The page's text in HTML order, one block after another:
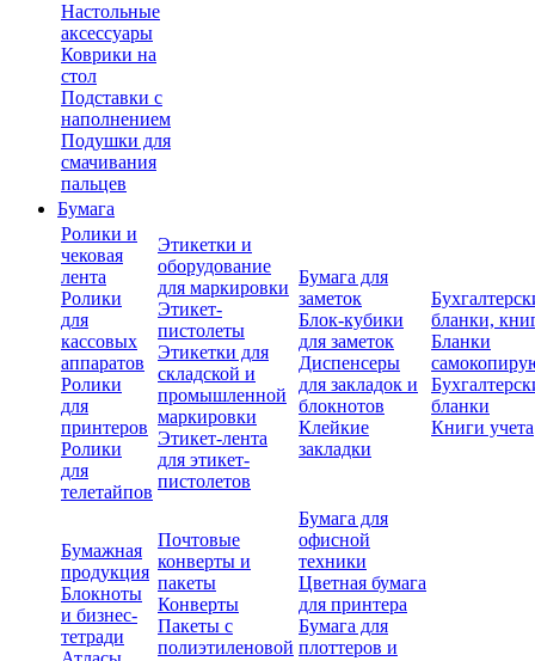
Настольные
аксессуары
Коврики на
стол
Подставки с
наполнением
Подушки для
смачивания
пальцев
Бумага
Ролики и
чековая
лента
Ролики
для
кассовых
аппаратов
Ролики
для
принтеров
Ролики
для
телетайпов
Этикетки и
оборудование
для маркировки
Этикет-
пистолеты
Этикетки для
складской и
промышленной
маркировки
Этикет-лента
для этикет-
пистолетов
Бумага для
заметок
Блок-кубики
для заметок
Диспенсеры
для закладок и
блокнотов
Клейкие
закладки
бланки,
Бланки
бланки
Книги учета
Бумажная
продукция
Блокноты
и бизнес-
тетради
Почтовые
конверты и
пакеты
Конверты
Пакеты с
полиэтиленовой
Бумага для
офисной
техники
Цветная бумага
для принтера
Бумага для
плоттеров и